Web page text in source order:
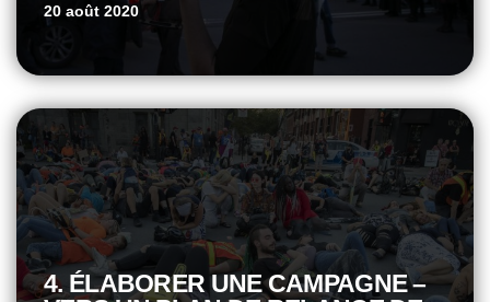
20 août 2020
4. ÉLABORER UNE CAMPAGNE –